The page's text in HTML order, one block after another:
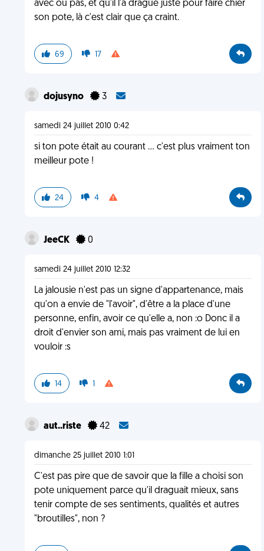
avec ou pas, et qu'il l'a dragué juste pour faire chier
son pote, là c'est clair que ça craint.
69 17
dojusyno 3
samedi 24 juillet 2010 0:42
si ton pote était au courant ... c'est plus vraiment ton
meilleur pote !
24 4
JeeCK 0
samedi 24 juillet 2010 12:32
La jalousie n'est pas un signe d'appartenance, mais
qu'on a envie de "l'avoir", d'être a la place d'une
personne, enfin, avoir ce qu'elle a, non :o Donc il a
droit d'envier son ami, mais pas vraiment de lui en
vouloir :s
14 1
aut..riste 42
dimanche 25 juillet 2010 1:01
C'est pas pire que de savoir que la fille a choisi son
pote uniquement parce qu'il draguait mieux, sans
tenir compte de ses sentiments, qualités et autres
"broutilles", non ?